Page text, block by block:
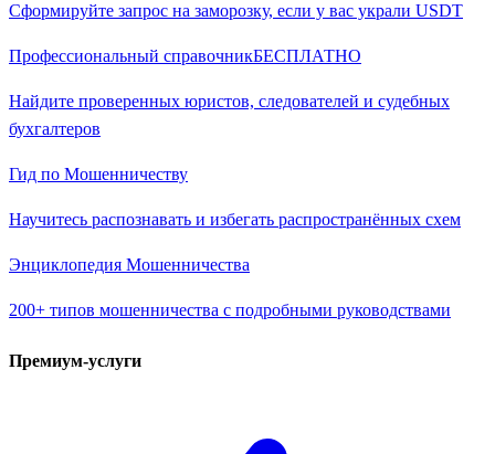
Сформируйте запрос на заморозку, если у вас украли USDT
Профессиональный справочникБЕСПЛАТНО
Найдите проверенных юристов, следователей и судебных
бухгалтеров
Гид по Мошенничеству
Научитесь распознавать и избегать распространённых схем
Энциклопедия Мошенничества
200+ типов мошенничества с подробными руководствами
Премиум-услуги